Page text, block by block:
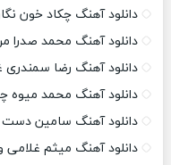
دانلود آهنگ چکاد خون
دانلود آهنگ محمد صدرا
دانلود آهنگ رضا
دانلود آهنگ محمد میوه
دانلود آهنگ سامین دست
دانلود آهنگ میثم